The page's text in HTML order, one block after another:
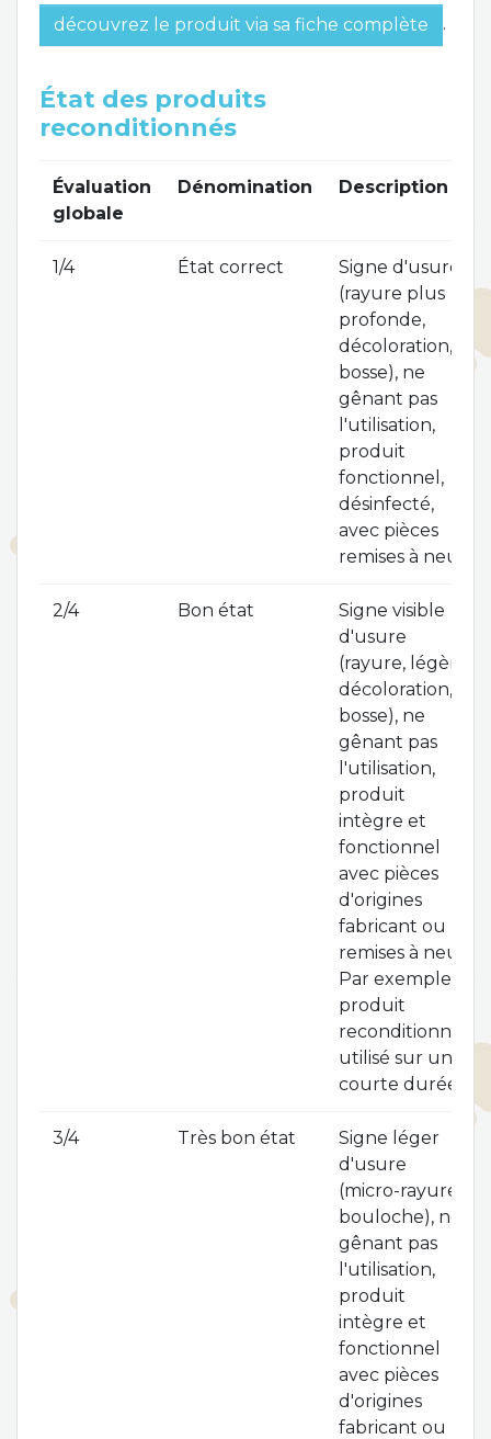
découvrez le produit via sa fiche complète .
État des produits
reconditionnés
Évaluation
globale
Dénomination Description
1/4 État correct
Signe d'usure
(rayure plus
profonde,
décoloration,
bosse), ne
gênant pas
l'utilisation,
produit
fonctionnel,
désinfecté,
avec pièces
remises à neuf.
2/4 Bon état
Signe visible
d'usure
(rayure, légère
décoloration,
bosse), ne
gênant pas
l'utilisation,
produit
intègre et
fonctionnel
avec pièces
d'origines
fabricant ou
remises à neuf.
Par exemple :
produit
reconditionné
utilisé sur une
courte durée.
3/4 Très bon état
Signe léger
d'usure
(micro-rayure,
bouloche), ne
gênant pas
l'utilisation,
produit
intègre et
fonctionnel
avec pièces
d'origines
fabricant ou